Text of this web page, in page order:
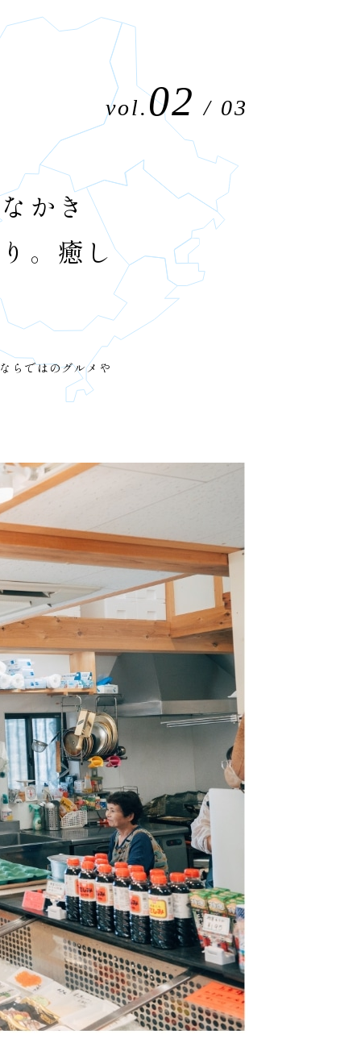
vol.02 / 03
かき
。癒し
らではのグルメや